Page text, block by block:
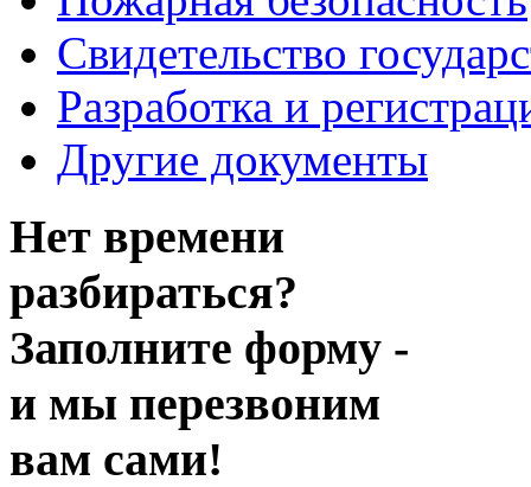
Свидетельство
Разработка и
Другие документы
Нет времени
разбираться?
Заполните форму -
и мы перезвоним
вам сами!